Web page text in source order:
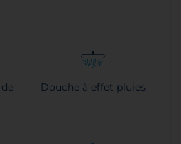
Douche à effet pluies